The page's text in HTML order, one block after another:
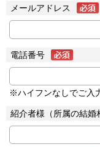
メールアドレス
電話番号
※ハイフンなしでご入
紹介者様（所属の結婚